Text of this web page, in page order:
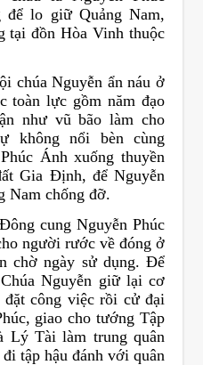
lo giữ Quảng Nam,
tại đồn Hòa Vinh thuộc
chúa Nguyễn ẩn náu ở
toàn lực gồm năm đạo
như vũ bão làm cho
không nổi bèn cùng
Ánh xuống thuyền
Gia Định, để Nguyễn
Nam chống đỡ.
cung Nguyễn Phúc
người rước về đóng ở
chờ ngày sử dụng. Để
Nguyễn giữ lại cơ
đặt công việc rồi cử đại
giao cho tướng Tập
Lý Tài làm trung quân
tập hậu đánh với quân